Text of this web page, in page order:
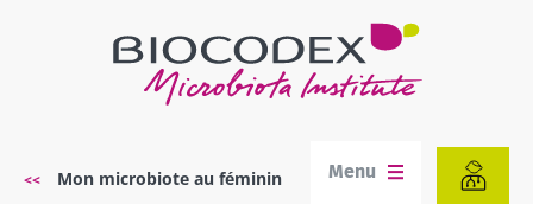
Mon microbiote au féminin Menu